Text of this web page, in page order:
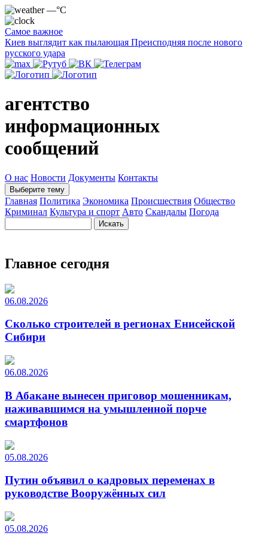
—°C
Самое важное
Киев выглядит как пылающая Преисподняя после нового
русского удара
агентство
информационных
сообщений
О нас Новости Документы Контакты
Выберите тему
Главная Политика Экономика Происшествия Общество
Криминал Культура и спорт Авто Скандалы Погода
Главное сегодня
06.08.2026
Сколько строителей в регионах Енисейской
Сибири
06.08.2026
В Абакане вынесен приговор мошенникам,
наживавшимся на умышленной порче
смартфонов
05.08.2026
Путин объявил о кадровых переменах в
руководстве Вооружённых сил
05.08.2026